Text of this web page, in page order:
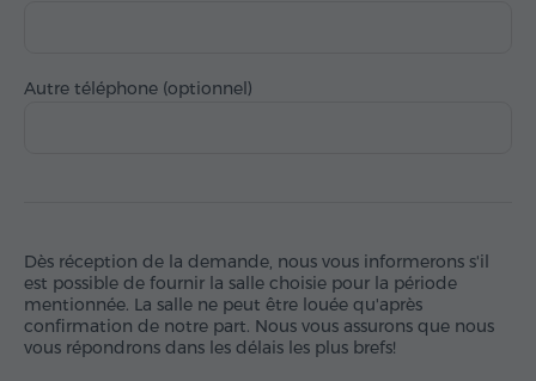
Autre téléphone (optionnel)
Dès réception de la demande, nous vous informerons s'il
est possible de fournir la salle choisie pour la période
mentionnée. La salle ne peut être louée qu'après
confirmation de notre part. Nous vous assurons que nous
vous répondrons dans les délais les plus brefs!